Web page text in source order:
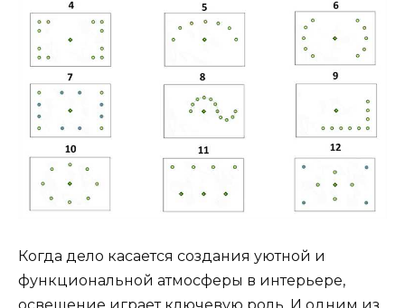
Когда дело касается создания уютной и
функциональной атмосферы в интерьере,
освещение играет ключевую роль. И одним из